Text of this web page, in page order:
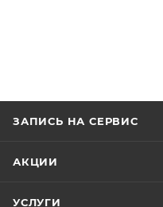
ЗАПИСЬ НА СЕРВИС
АКЦИИ
УСЛУГИ